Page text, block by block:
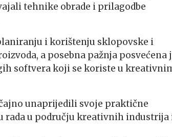
tehnike obrade i prilagodbe
i korištenju sklopovske i
a posebna pažnja posvećena
softvera koji se koriste u
unaprijedili svoje praktične
rada u području kreativnih industrija